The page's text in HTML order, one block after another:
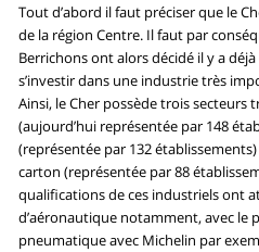
Tout d’abord il faut préciser que le
de la région Centre. Il faut par
Berrichons ont alors décidé il y a
s’investir dans une industrie très
Ainsi, le Cher possède trois secteurs
(aujourd’hui représentée par 148
(représentée par 132
carton (représentée par 88
qualifications de ces industriels ont
d’aéronautique notamment, avec le
pneumatique avec Michelin par